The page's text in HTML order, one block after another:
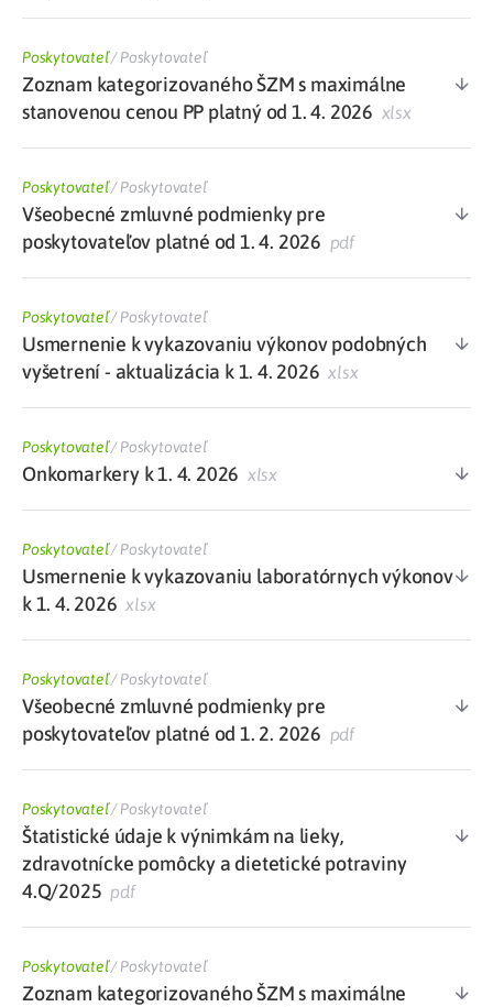
Poskytovateľ/Poskytovateľ
Zoznam kategorizovaného ŠZM s maximálne
stanovenou cenou PP platný od 1. 4. 2026 xlsx
Poskytovateľ/Poskytovateľ
Všeobecné zmluvné podmienky pre
poskytovateľov platné od 1. 4. 2026 pdf
Poskytovateľ/Poskytovateľ
Usmernenie k vykazovaniu výkonov podobných
vyšetrení - aktualizácia k 1. 4. 2026 xlsx
Poskytovateľ/Poskytovateľ
Onkomarkery k 1. 4. 2026 xlsx
Poskytovateľ/Poskytovateľ
Usmernenie k vykazovaniu laboratórnych výkonov
k 1. 4. 2026 xlsx
Poskytovateľ/Poskytovateľ
Všeobecné zmluvné podmienky pre
poskytovateľov platné od 1. 2. 2026 pdf
Poskytovateľ/Poskytovateľ
Štatistické údaje k výnimkám na lieky,
zdravotnícke pomôcky a dietetické potraviny
4.Q/2025 pdf
Poskytovateľ/Poskytovateľ
Zoznam kategorizovaného ŠZM s maximálne